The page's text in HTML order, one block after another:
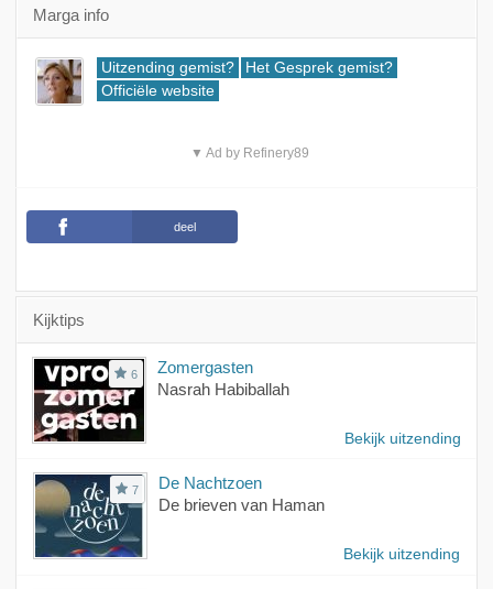
Marga info
Uitzending gemist?
Het Gesprek gemist?
Officiële website
▼ Ad by Refinery89
deel
Kijktips
6
Zomergasten
Nasrah Habiballah
Bekijk uitzending
7
De Nachtzoen
De brieven van Haman
Bekijk uitzending